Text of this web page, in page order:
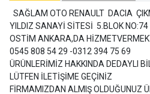
SAĞLAM OTO RENAULT DACIA
YILDIZ SANAYİ SİTESİ 5.BLOK NO:74
OSTİM ANKARA,DA
0545 808 54 29 -0312 394 75 69
ÜRÜNLERİMİZ HAKKINDA DEDAYLI
LÜTFEN İLETİŞİME GEÇİNİZ
FİRMAMIZDAN ALMIŞ OLDUĞUNUZ